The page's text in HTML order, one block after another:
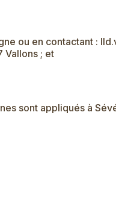
ou en contactant :
Vallons ; et
sont appliqués à